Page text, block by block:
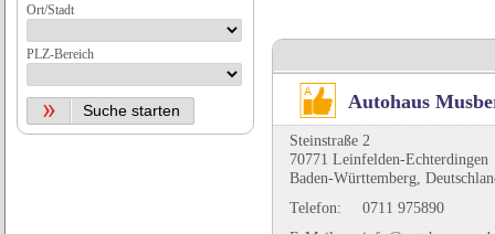
Autohaus
Steinstraße 2
70771 Leinfelden-Echterdingen
Baden-Württemberg,
Telefon:
0711 975890
Ort/Stadt
PLZ-Bereich